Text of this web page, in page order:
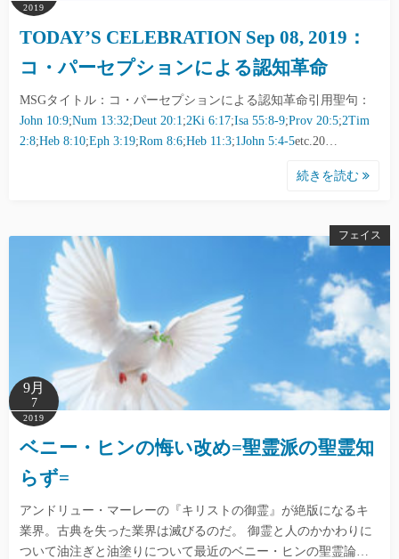
2019
TODAY’S CELEBRATION Sep 08, 2019：
コ・パーセプションによる認知革命
MSGタイトル：コ・パーセプションによる認知革命引用聖句：
John 10:9;Num 13:32;Deut 20:1;2Ki 6:17;Isa 55:8-9;Prov 20:5;2Tim
2:8;Heb 8:10;Eph 3:19;Rom 8:6;Heb 11:3;1John 5:4-5etc.20…
続きを読む
フェイス
9月
7
2019
ベニー・ヒンの悔い改め=聖霊派の聖霊知
らず=
アンドリュー・マーレーの『キリストの御霊』が絶版になるキ
業界。古典を失った業界は滅びるのだ。 御霊と人のかかわりに
ついて油注ぎと油塗りについて最近のベニー・ヒンの聖霊論…